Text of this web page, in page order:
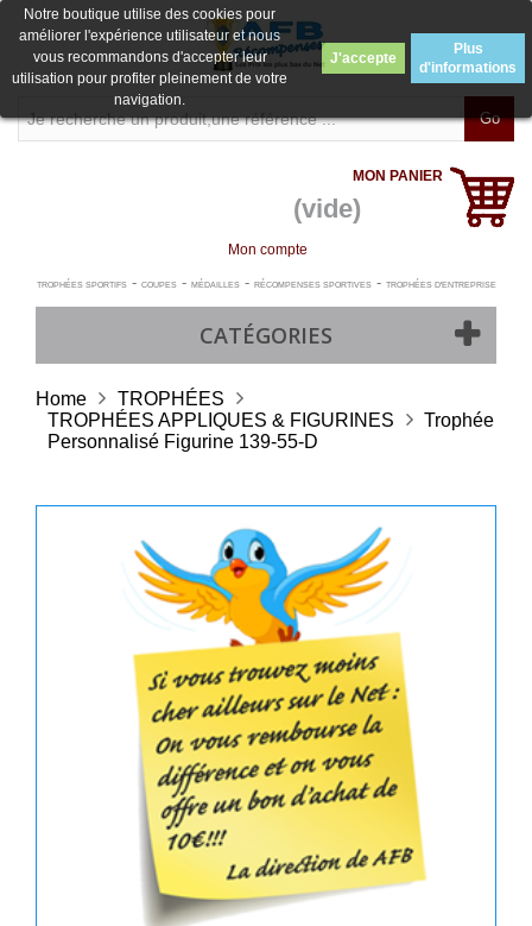
Go
MON PANIER
(vide)
Mon compte
TROPHÉES SPORTIFS- COUPES- MÉDAILLES- RÉCOMPENSES SPORTIVES- TROPHÉES D'ENTREPRISE
CATÉGORIES
Notre boutique utilise des cookies pour
améliorer l'expérience utilisateur et nous
vous recommandons d'accepter leur
utilisation pour profiter pleinement de votre
navigation.
J'accepte
Plus
d'informations
Home
TROPHÉES
TROPHÉES APPLIQUES & FIGURINES
Trophée
Personnalisé Figurine 139-55-D